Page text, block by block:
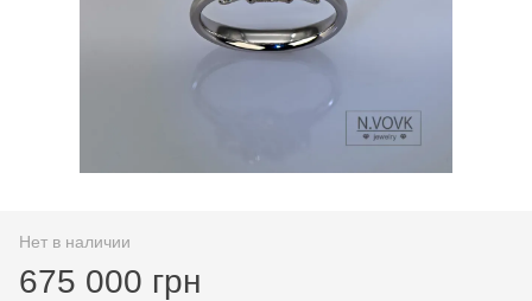
Нет в наличии
675 000 грн